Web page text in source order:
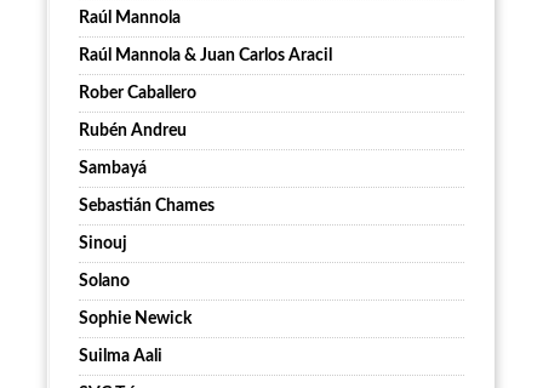
Raúl Mannola
Raúl Mannola & Juan Carlos Aracil
Rober Caballero
Rubén Andreu
Sambayá
Sebastián Chames
Sinouj
Solano
Sophie Newick
Suilma Aali